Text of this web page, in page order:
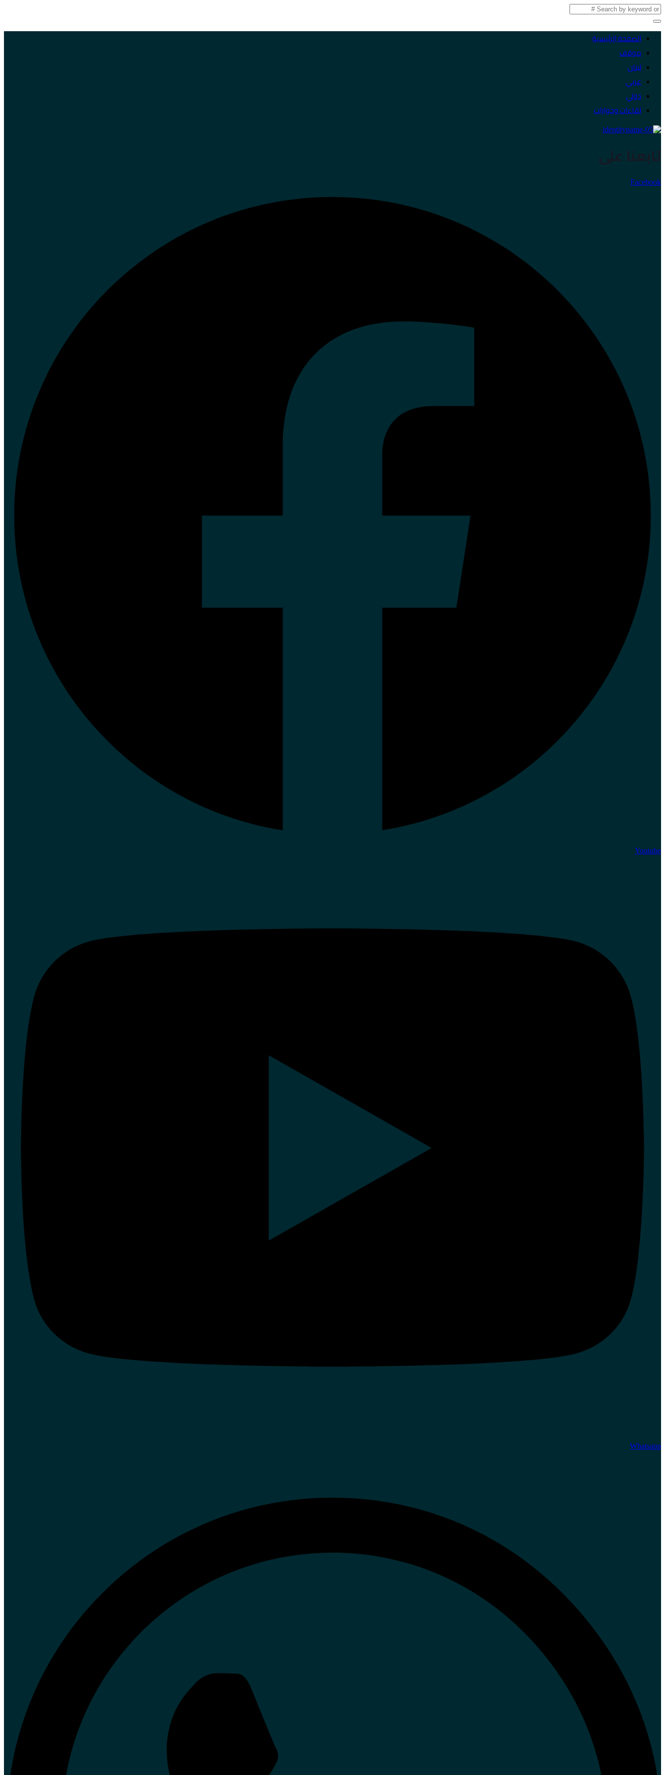
الصفحة الرئيسية
موقف
لبنان
عربي
دولي
لقاءات وحوارات
تابعنا على
Facebook
Youtube
Whatsapp